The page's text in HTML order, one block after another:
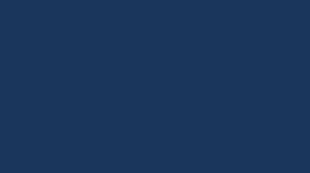
Błażej Miasojedow (UW),
Abstract: We consider the Langevin diffusion